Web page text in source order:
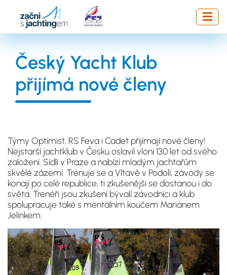
hlavnímu
Český Yacht Klub
přijímá nové členy
Týmy Optimist, RS Feva i Cadet přijímají nové členy!
Nejstarší jachtklub v Česku oslavil vloni 130 let od svého
založení. Sídlí v Praze a nabízí mladým jachtařům
skvělé zázemí. Trénuje se a Vltavě v Podolí, závody se
konají po celé republice, ti zkušenější se dostanou i do
světa. Trenéři jsou zkušení bývalí závodníci a klub
spolupracuje také s mentálním koučem Mariánem
Jelínkem.